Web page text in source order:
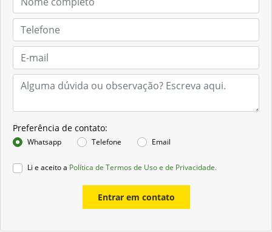
Preferência de contato:
Whatsapp Telefone Email
Li e aceito a Política de Termos de Uso e de Privacidade.
Entrar em contato